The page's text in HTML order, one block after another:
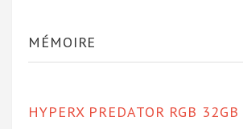
MÉMOIRE
HYPERX PREDATOR RGB 32GB